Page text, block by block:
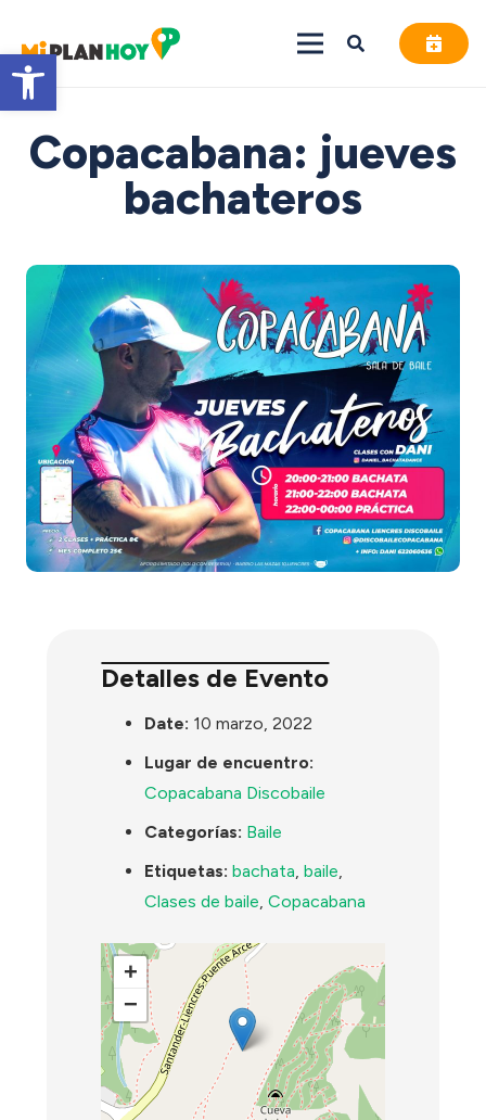
Abrir barra de herramientas
Copacabana: jueves
bachateros
Detalles de Evento
Date: 10 marzo, 2022
Lugar de encuentro:
Copacabana Discobaile
Categorías: Baile
Etiquetas: bachata,baile,
Clases de baile,Copacabana
+
−